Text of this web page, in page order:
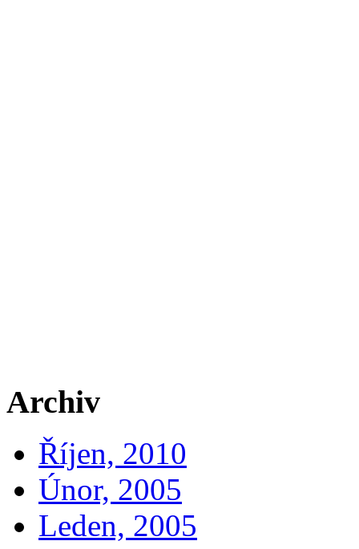
Archiv
Říjen, 2010
Únor, 2005
Leden, 2005